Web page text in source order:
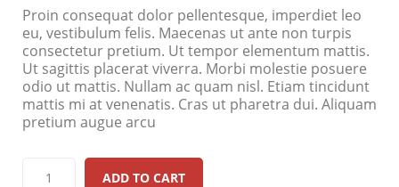
Proin consequat dolor pellentesque, imperdiet leo
eu, vestibulum felis. Maecenas ut ante non turpis
consectetur pretium. Ut tempor elementum mattis.
Ut sagittis placerat viverra. Morbi molestie posuere
odio ut mattis. Nullam ac quam nisl. Etiam tincidunt
mattis mi at venenatis. Cras ut pharetra dui. Aliquam
pretium augue arcu
ADD TO CART